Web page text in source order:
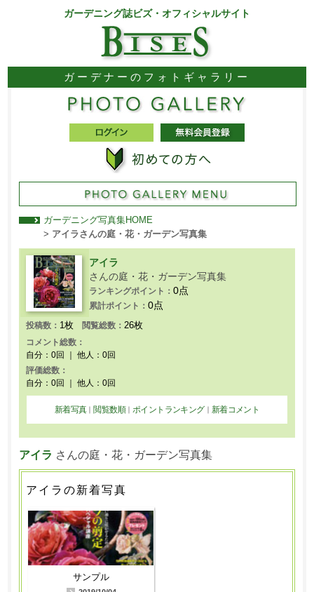
ガーデニング誌ビズ・オフィシャルサイト
ガーデナーのフォトギャラリー
ガーデニング写真集HOME
> アイラさんの庭・花・ガーデン写真集
アイラ
さんの庭・花・ガーデン写真集
投稿数： 1枚閲覧総数： 26枚
コメント総数：
自分：0回 ｜ 他人：0回
評価総数：
自分：0回 ｜ 他人：0回
ランキングポイント： 0点
累計ポイント： 0点
新着写真 ｜ 閲覧数順｜ ポイントランキング｜ 新着コメント
アイラ さんの庭・花・ガーデン写真集
アイラの新着写真
サンプル